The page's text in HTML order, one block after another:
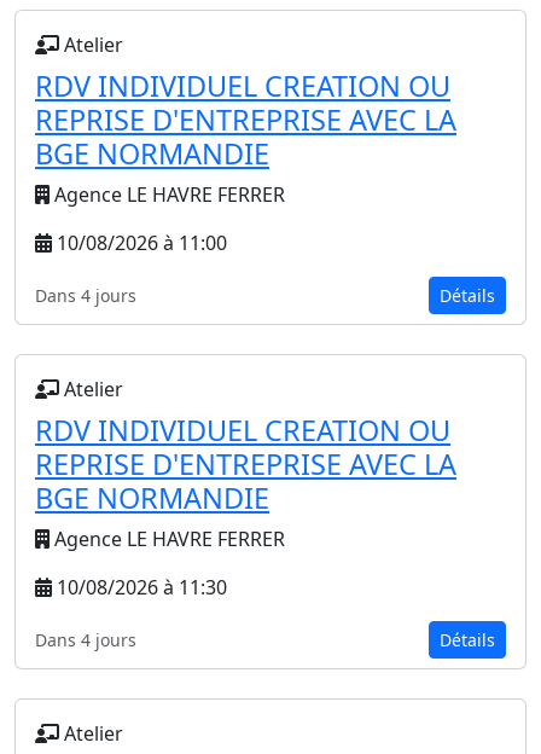
Atelier
RDV INDIVIDUEL CREATION OU
REPRISE D'ENTREPRISE AVEC LA
BGE NORMANDIE
Agence LE HAVRE FERRER
10/08/2026 à 11:00
Dans 4 jours Détails
Atelier
RDV INDIVIDUEL CREATION OU
REPRISE D'ENTREPRISE AVEC LA
BGE NORMANDIE
Agence LE HAVRE FERRER
10/08/2026 à 11:30
Dans 4 jours Détails
Atelier